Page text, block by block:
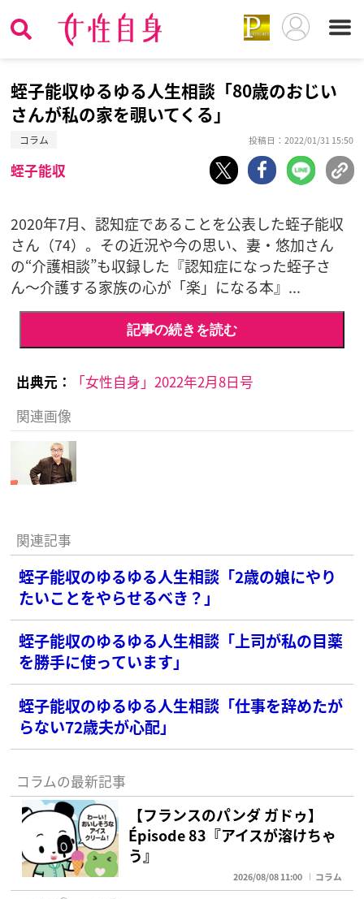
蛭子能収ゆるゆる人生相談「80歳のおじい
さんが私の家を覗いてくる」
コラム 投稿日：2022/01/31 15:50
蛭子能収
2020年7月、認知症であることを公表した蛭子能収
さん（74）。その近況や今の思い、妻・悠加さん
の“介護相談”も収録した『認知症になった蛭子さ
ん〜介護する家族の心が「楽」になる本』...
記事の続きを読む
出典元：
「女性自身」2022年2月8日号
関連画像
関連記事
蛭子能収のゆるゆる人生相談「2歳の娘にやり
たいことをやらせるべき？」
蛭子能収のゆるゆる人生相談「上司が私の目薬
を勝手に使っています」
蛭子能収のゆるゆる人生相談「仕事を辞めたが
らない72歳夫が心配」
コラムの最新記事
【フランスのパンダ ガドゥ】
Épisode 83『アイスが溶けちゃ
う』
2026/08/08 11:00 コラム